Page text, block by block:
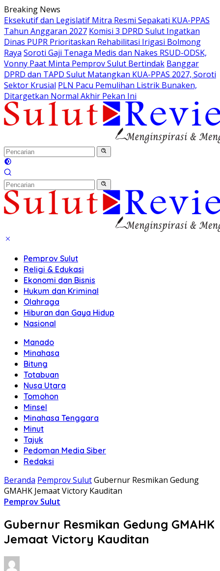
Langsung
ke
konten
Breaking News
Eksekutif dan Legislatif Mitra Resmi Sepakati KUA-PPAS
Tahun Anggaran 2027 Komisi 3 DPRD Sulut Ingatkan
Dinas PUPR Prioritaskan Rehabilitasi Irigasi Bolmong
Raya Soroti Gaji Tenaga Medis dan Nakes RSUD-ODSK,
Vonny Paat Minta Pemprov Sulut Bertindak Banggar
DPRD dan TAPD Sulut Matangkan KUA-PPAS 2027, Soroti
Sektor Krusial PLN Pacu Pemulihan Listrik Bunaken,
Ditargetkan Normal Akhir Pekan Ini
Pemprov Sulut
Religi & Edukasi
Ekonomi dan Bisnis
Hukum dan Kriminal
Olahraga
Hiburan dan Gaya Hidup
Nasional
Manado
Minahasa
Bitung
Totabuan
Nusa Utara
Tomohon
Minsel
Minahasa Tenggara
Minut
Tajuk
Pedoman Media Siber
Redaksi
Beranda Pemprov SulutGubernur Resmikan Gedung
GMAHK Jemaat Victory Kauditan
Pemprov Sulut
Gubernur Resmikan Gedung GMAHK
Jemaat Victory Kauditan